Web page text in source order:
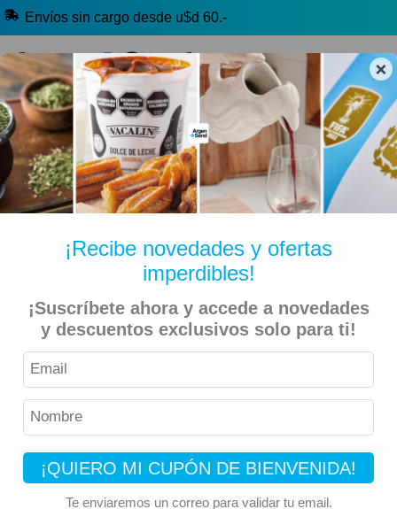
×
¡Recibe novedades y ofertas
imperdibles!
¡Suscríbete ahora y accede a novedades
y descuentos exclusivos solo para ti!
¡QUIERO MI CUPÓN DE BIENVENIDA!
Te enviaremos un correo para validar tu email.
Envíos sin cargo desde u$d 60.-
🔥 Alfajores y Golosinas
🧉 Clásicos argentinos 🏷️ Todas las categorías
Inicio Kiosko Dulce y Salado Golosinas
Mogul – Gomitas Frutales Paquete 1kg